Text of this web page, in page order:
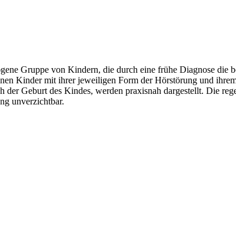
Gruppe von Kindern, die durch eine frühe Diagnose die
Kinder mit ihrer jeweiligen Form der Hörstörung und
Geburt des Kindes, werden praxisnah dargestellt. Die
unverzichtbar.